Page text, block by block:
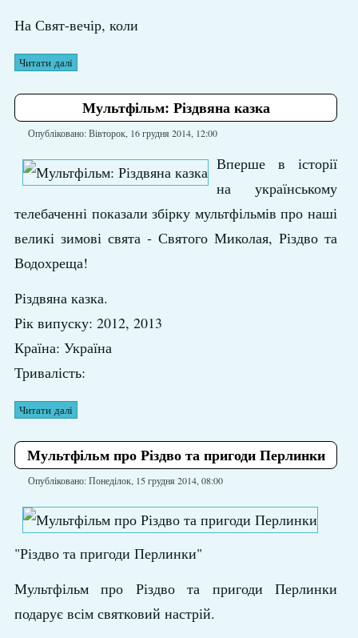
На Свят-вечір, коли
Читати далі
Мультфільм: Різдвяна казка
Опубліковано: Вівторок, 16 грудня 2014, 12:00
Вперше в історії
на українському
телебаченні показали збірку мультфільмів про наші
великі зимові свята - Святого Миколая, Різдво та
Водохреща!
Різдвяна казка.
Рік випуску: 2012, 2013
Країна: Україна
Тривалість:
Читати далі
Мультфільм про Різдво та пригоди Перлинки
Опубліковано: Понеділок, 15 грудня 2014, 08:00
"Різдво та пригоди Перлинки"
Мультфільм про Різдво та пригоди Перлинки
подарує всім святковий настрій.